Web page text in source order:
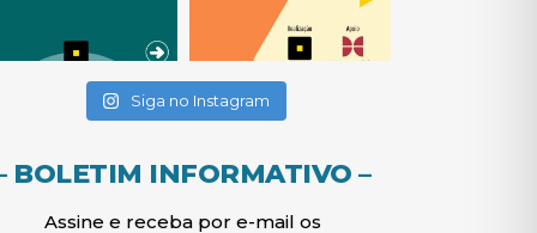
Siga no Instagram(abre em nova janela)
BOLETIM INFORMATIVO –
Assine e receba por e-mail os